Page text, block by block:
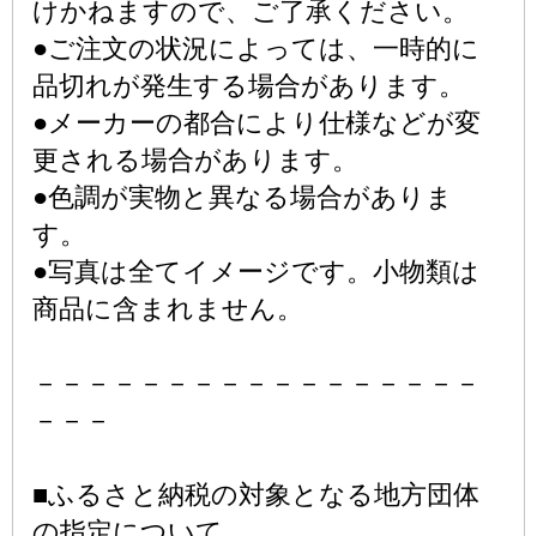
けかねますので、ご了承ください。
●ご注文の状況によっては、一時的に
品切れが発生する場合があります。
●メーカーの都合により仕様などが変
更される場合があります。
●色調が実物と異なる場合がありま
す。
●写真は全てイメージです。小物類は
商品に含まれません。
－－－－－－－－－－－－－－－－－
－－－
■ふるさと納税の対象となる地方団体